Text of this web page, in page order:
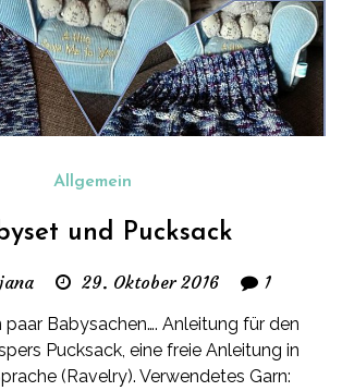
Allgemein
und Pucksack
29. Oktober 2016 1
paar Babysachen…. Anleitung für den
Pucksack, eine freie Anleitung in
(Ravelry). Verwendetes Garn: